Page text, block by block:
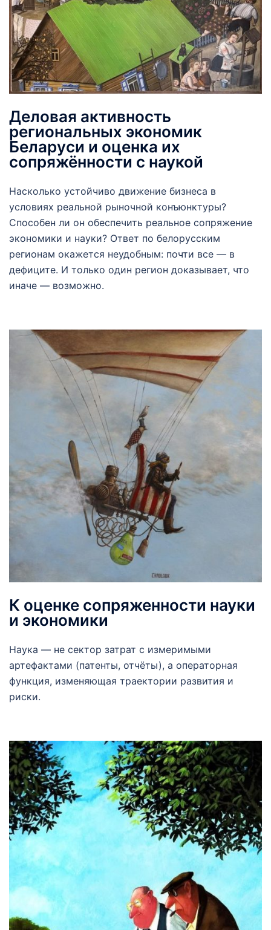
Деловая активность
региональных экономик
Беларуси и оценка их
сопряжённости с наукой
Насколько устойчиво движение бизнеса в
условиях реальной рыночной конъюнктуры?
Способен ли он обеспечить реальное сопряжение
экономики и науки? Ответ по белорусским
регионам окажется неудобным: почти все — в
дефиците. И только один регион доказывает, что
иначе — возможно.
К оценке сопряженности науки
и экономики
Наука — не сектор затрат с измеримыми
артефактами (патенты, отчёты), а операторная
функция, изменяющая траектории развития и
риски.